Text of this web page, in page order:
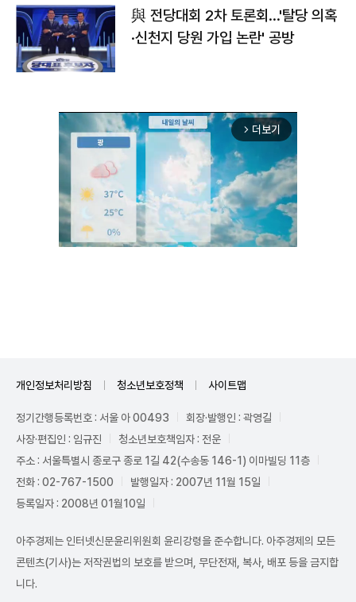
與 전당대회 2차 토론회…'탈당 의혹
·신천지 당원 가입 논란' 공방
arrow_forward_ios 더보기
개인정보처리방침 청소년보호정책 사이트맵
정기간행등록번호 : 서울 아 00493
회장·발행인 : 곽영길
사장·편집인 : 임규진
청소년보호책임자 : 전운
주소 : 서울특별시 종로구 종로 1길 42(수송동 146-1) 이마빌딩 11층
전화 : 02-767-1500
발행일자 : 2007년 11월 15일
등록일자 : 2008년 01월10일
아주경제는 인터넷신문윤리위원회 윤리강령을 준수합니다. 아주경제의 모든
콘텐츠(기사)는 저작권법의 보호를 받으며, 무단전재, 복사, 배포 등을 금지합
니다.